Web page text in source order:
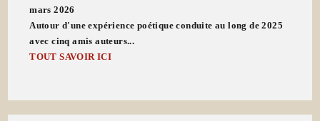
mars 2026
Autour d'une expérience poétique conduite au long de 2025
avec cinq amis auteurs...
TOUT SAVOIR ICI